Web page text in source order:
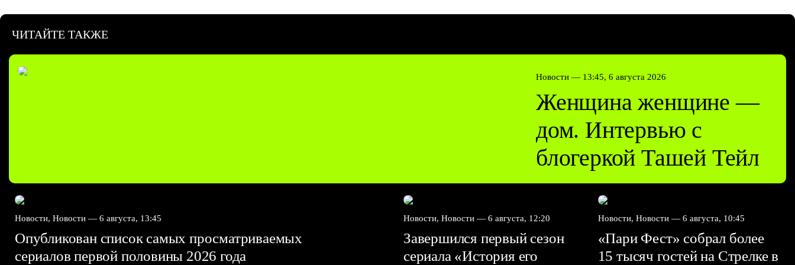
ЧИТАЙТЕ ТАКЖЕ
Новости — 13:45, 6 августа 2026
Женщина женщине —
дом. Интервью с
блогеркой Ташей Тейл
Новости, Новости — 6 августа, 13:45
Опубликован список самых просматриваемых
сериалов первой половины 2026 года
Новости, Новости — 6 августа, 12:20
Завершился первый сезон
сериала «История его
Новости, Новости — 6 августа, 10:45
«Пари Фест» собрал более
15 тысяч гостей на Стрелке в